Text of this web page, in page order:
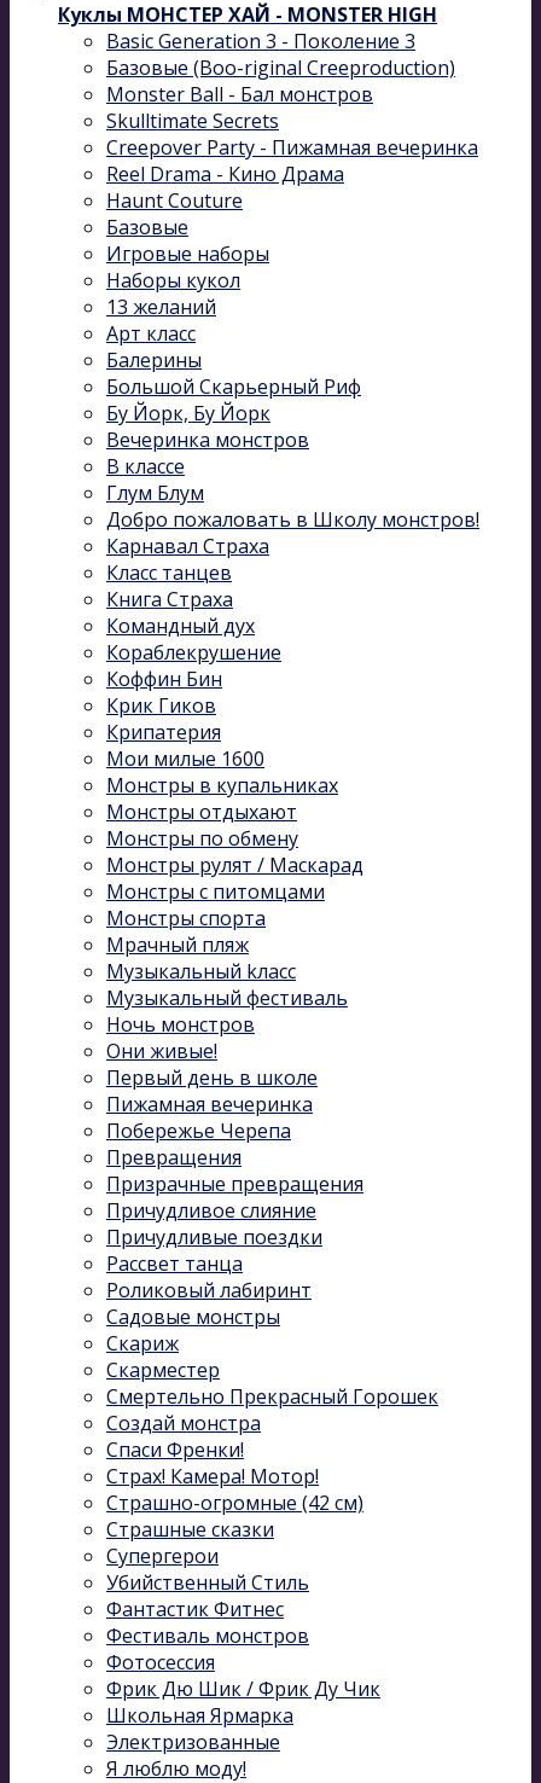
Куклы МОНСТЕР ХАЙ - MONSTER HIGH
Basic Generation 3 - Поколение 3
Базовые (Boo-riginal Creeproduction)
Monster Ball - Бал монстров
Skulltimate Secrets
Creepover Party - Пижамная вечеринка
Reel Drama - Кино Драма
Haunt Couture
Базовые
Игровые наборы
Наборы кукол
13 желаний
Арт класс
Балерины
Большой Скарьерный Риф
Бу Йорк, Бу Йорк
Вечеринка монстров
В классе
Глум Блум
Добро пожаловать в Школу монстров!
Карнавал Cтраха
Класс танцев
Книга Страха
Командный дух
Кораблекрушение
Коффин Бин
Крик Гиков
Крипатерия
Мои милые 1600
Монстры в купальниках
Монстры отдыхают
Монстры по обмену
Монстры рулят / Маскарад
Монстры с питомцами
Монстры спорта
Мрачный пляж
Музыкальный kласс
Музыкальный фестиваль
Ночь монстров
Они живые!
Первый день в школе
Пижамная вечеринка
Побережье Черепа
Превращения
Призрачные превращения
Причудливое слияние
Причудливые поездки
Рассвет танца
Роликовый лабиринт
Садовые монстры
Скариж
Скарместер
Смертельно Прекрасный Горошек
Создай монстра
Спаси Френки!
Страх! Камера! Мотор!
Страшно-огромные (42 см)
Страшные сказки
Супергерои
Убийственный Стиль
Фантастик Фитнес
Фестиваль монстров
Фотосессия
Фрик Дю Шик / Фрик Ду Чик
Школьная Ярмарка
Электризованные
Я люблю моду!